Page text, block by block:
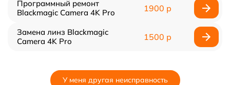
Программный ремонт
Blackmagic Camera 4K Pro
1900 р
Замена линз Blackmagic
Camera 4K Pro
1500 р
У меня другая неисправность